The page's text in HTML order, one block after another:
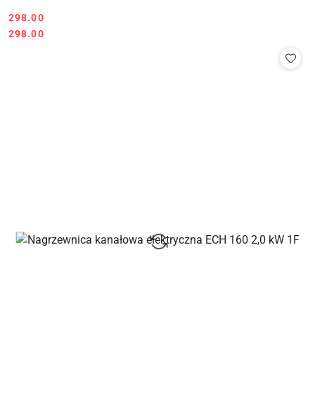
Cena:
298.00
Cena:
298.00